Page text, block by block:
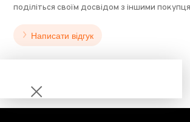
поділіться своїм досвідом з іншими
Написати відгук